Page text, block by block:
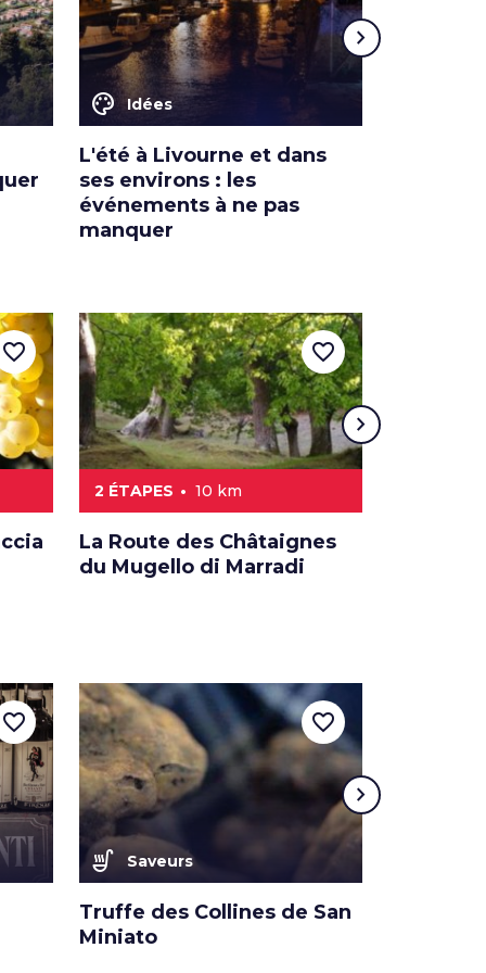
color_lens Idées
L'été à Livourne et dans
ses environs : les
événements à ne pas
manquer
chevron_right
favorite_border
2 ÉTAPES 10 km
La Route des Châtaignes
du Mugello di Marradi
favorite_border
chevron_right
favorite_border
soup_kitchen Saveurs
Truffe des Collines de San
Miniato
favorite_border
chevron_right